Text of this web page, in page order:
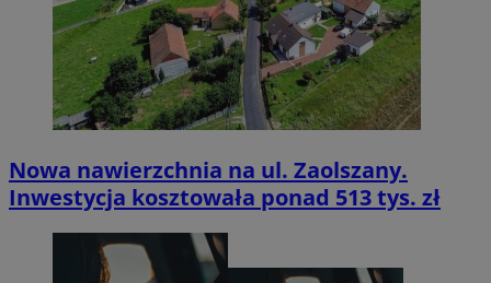
Nowa nawierzchnia na ul. Zaolszany.
Inwestycja kosztowała ponad 513 tys. zł